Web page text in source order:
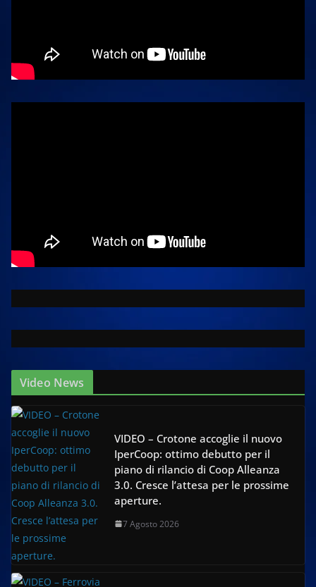
Video News
VIDEO – Crotone accoglie il nuovo
IperCoop: ottimo debutto per il
piano di rilancio di Coop Alleanza
3.0. Cresce l’attesa per le prossime
aperture.
7 Agosto 2026